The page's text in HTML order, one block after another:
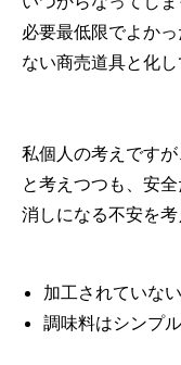
必要最低限でよか
ない商売道具と化し
私個人の考えです
と考えつつも、安
消しになる不安を考
加工されていな
調味料はシンプ